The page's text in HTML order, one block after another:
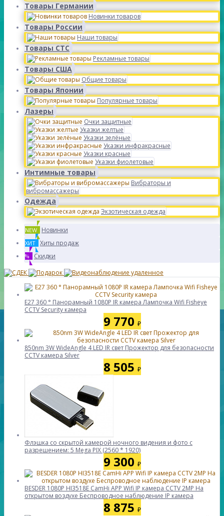
Товары Германии
Новинки товаров
Товары России
Наши товары
Товары СТС
Рекламные товары
Товары США
Общие товары
Товары Японии
Популярные товары
Лазеры
Очки защитные
Указки желтые
Указки зелёные
Указки инфракрасные
Указки красные
Указки фиолетовые
Интимные товары
Вибраторы и
вибромассажеры
Одежда
Экзотическая одежда
NEW Новинки
ХИТ Хиты продаж
% Скидки
E27 360 ° Панорамный 1080P IR камера Лампочка Wifi Fisheye
CCTV Security камера
9 770 ₽
850nm 3W WideAngle 4 LED IR свет Прожектор для безопасности
CCTV камера Silver
8 505 ₽
Флэшка со скрытой камерой ночного видения и фото с
разрешением: 5 Mega PIX (2560 * 1920)
9 300 ₽
BESDER 1080P HI3518E CamHi APP Wifi IP камера CCTV 2MP На
открытом воздухе Беспроводное наблюдение IP камера
8 875 ₽